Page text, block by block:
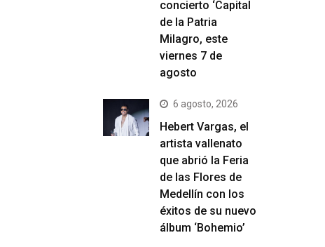
concierto ‘Capital
de la Patria
Milagro, este
viernes 7 de
agosto
6 agosto, 2026
Hebert Vargas, el
artista vallenato
que abrió la Feria
de las Flores de
Medellín con los
éxitos de su nuevo
álbum ‘Bohemio’